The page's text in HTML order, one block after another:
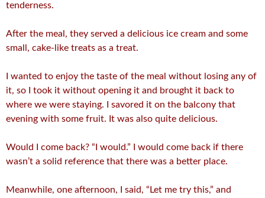
tenderness.
After the meal, they served a delicious ice cream and some
small, cake-like treats as a treat.
I wanted to enjoy the taste of the meal without losing any of
it, so I took it without opening it and brought it back to
where we were staying. I savored it on the balcony that
evening with some fruit. It was also quite delicious.
Would I come back? “I would.” I would come back if there
wasn’t a solid reference that there was a better place.
Meanwhile, one afternoon, I said, “Let me try this,” and